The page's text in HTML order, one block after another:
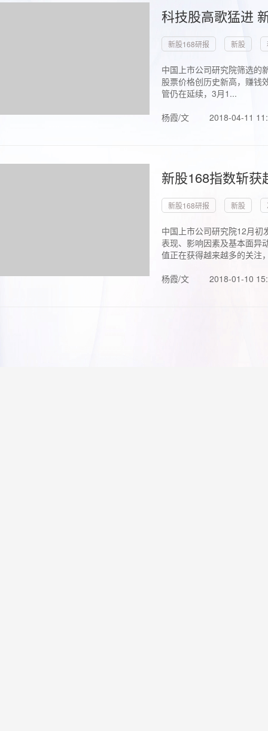
科技股高歌猛进
新股168研报 新股
中国上市公司研究院筛选的
股票价格创历史新高，赚钱
管仍在延续，3月1...
杨霞/文
2018-04-11
新股168指数斩
新股168研报 新股
中国上市公司研究院12月初
表现、影响因素及基本面异
值正在获得越来越多的关注
杨霞/文
2018-01-10